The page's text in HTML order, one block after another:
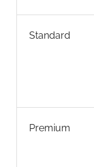
Standard
Premium